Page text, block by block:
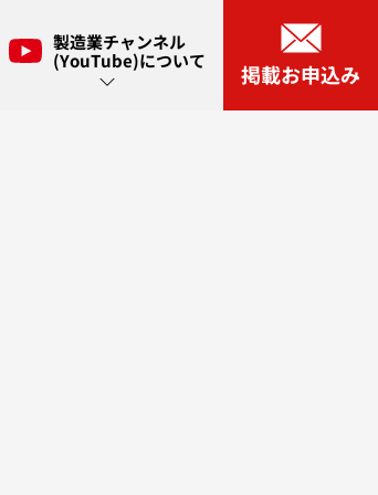
製造業チャンネル
(YouTube)について
掲載お申込み